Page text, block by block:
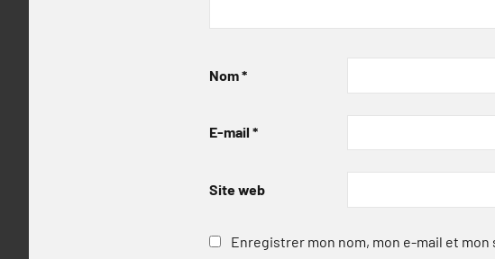
Nom*
E-mail *
Site web
Enregistrer mon nom, mon e-mail et